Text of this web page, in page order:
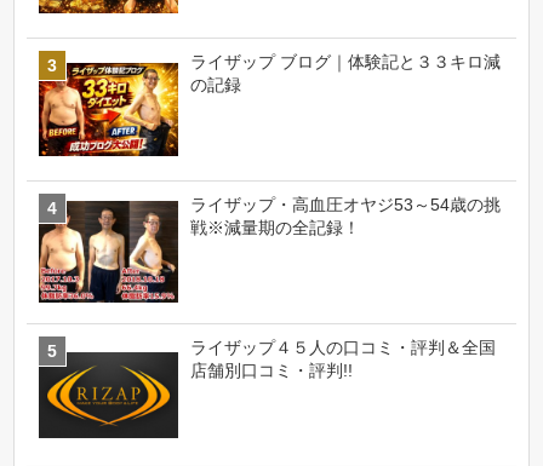
ライザップ ブログ｜体験記と３３キロ減
の記録
ライザップ・高血圧オヤジ53～54歳の挑
戦※減量期の全記録！
ライザップ４５人の口コミ・評判＆全国
店舗別口コミ・評判!!